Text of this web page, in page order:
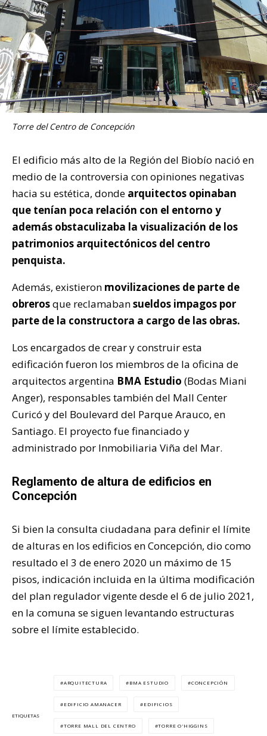
Torre del Centro de Concepción
El edificio más alto de la Región del Biobío nació en
medio de la controversia con opiniones negativas
hacia su estética, donde arquitectos opinaban
que tenían poca relación con el entorno y
además obstaculizaba la visualización de los
patrimonios arquitectónicos del centro
penquista.
Además, existieron movilizaciones de parte de
obrerosque reclamabansueldos impagos por
parte de la constructora a cargo de las obras.
Los encargados de crear y construir esta
edificación fueron los miembros de la oficina de
arquitectos argentina BMA Estudio (Bodas Miani
Anger), responsables también del Mall Center
Curicó y del Boulevard del Parque Arauco, en
Santiago. El proyecto fue financiado y
administrado por Inmobiliaria Viña del Mar.
Reglamento de altura de edificios en
Concepción
Si bien la consulta ciudadana para definir el límite
de alturas en los edificios en Concepción, dio como
resultado el 3 de enero 2020 un máximo de 15
pisos, indicación incluida en la última modificación
del plan regulador vigente desde el 6 de julio 2021,
en la comuna se siguen levantando estructuras
sobre el límite establecido.
ETIQUETAS
ARQUITECTURA BMA ESTUDIO CONCEPCIÓN
EDIFICIO AMANACER EDIFICIOS
TORRE MALL DEL CENTRO TORRE O'HIGGINS